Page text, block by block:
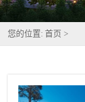
您的位置: 首页 >